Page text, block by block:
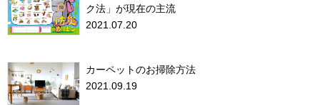
ク法」が現在の主流
2021.07.20
カーペットのお掃除方法
2021.09.19